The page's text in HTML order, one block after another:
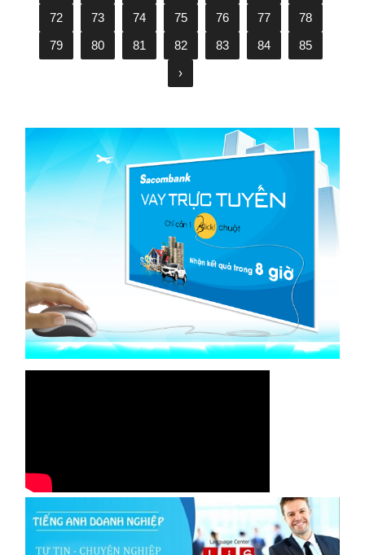
72
73 74 75 76 77
78
79
80 81 82 83 84
85
›